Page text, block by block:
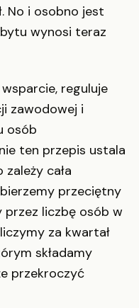
No i osobno jest
wynosi teraz
reguluje
zawodowej i
osób
ten przepis ustala
cała
przeciętny
przez liczbę osób w
za kwartał
składamy
przekroczyć